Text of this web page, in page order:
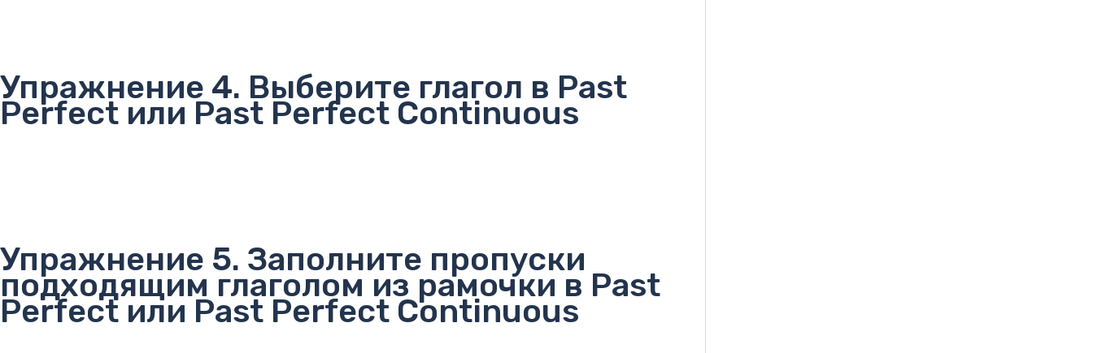
Упражнение 4. Выберите глагол в Past
Perfect или Past Perfect Continuous
Упражнение 5. Заполните пропуски
подходящим глаголом из рамочки в Past
Perfect или Past Perfect Continuous